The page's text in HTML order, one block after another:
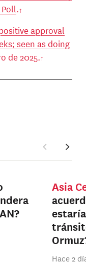
.
approval
seen as doing
de 2025.
Asia
Hace 2